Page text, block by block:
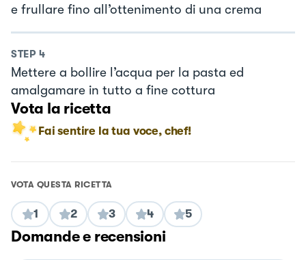
e frullare fino all’ottenimento di una crema
STEP 4
Mettere a bollire l’acqua per la pasta ed
amalgamare in tutto a fine cottura
Vota la ricetta
Fai sentire la tua voce, chef!
VOTA QUESTA RICETTA
1 2 3 4 5
Domande e recensioni